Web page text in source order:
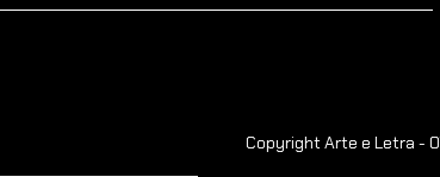
Copyright Arte e Letra -